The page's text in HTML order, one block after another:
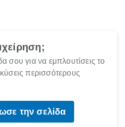
σου για να εμπλουτίσεις το
περισσότερους
την σελίδα